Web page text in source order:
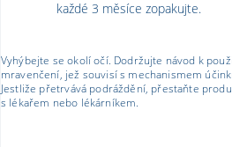
každé 3 měsíce zopakujte.
Vyhýbejte se okolí očí. Dodržujte návod k
mravenčení, jež souvisí s mechanismem
Jestliže přetrvává podráždění, přestaňte
s lékařem nebo lékárníkem.